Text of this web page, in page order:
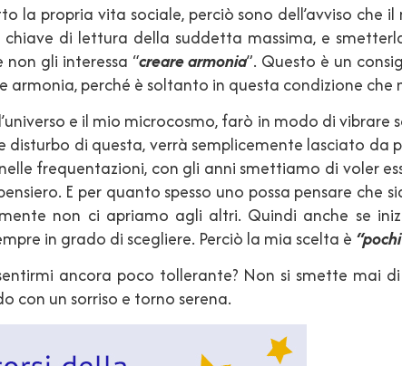
la propria vita sociale, perciò sono dell’avviso che
di lettura della suddetta massima, e
gli interessa “creare armonia”. Questo è un
perché è soltanto in questa condizione che
e il mio microcosmo, farò in modo di vibrare
di questa, verrà semplicemente lasciato da
frequentazioni, con gli anni smettiamo di voler
E per quanto spesso uno possa pensare
non ci apriamo agli altri. Quindi anche se
in grado di scegliere. Perciò la mia scelta è
ancora poco tollerante? Non si smette mai
con un sorriso e torno serena.